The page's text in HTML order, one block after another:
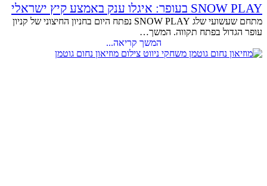
SNOW PLAY בעופר: איגלו ענק באמצע קיץ ישראלי
מתחם שעשועי שלג SNOW PLAY נפתח היום בחניון החיצוני של קניון
עופר הגדול בפתח תקווה. המשך…
המשך קריאה...